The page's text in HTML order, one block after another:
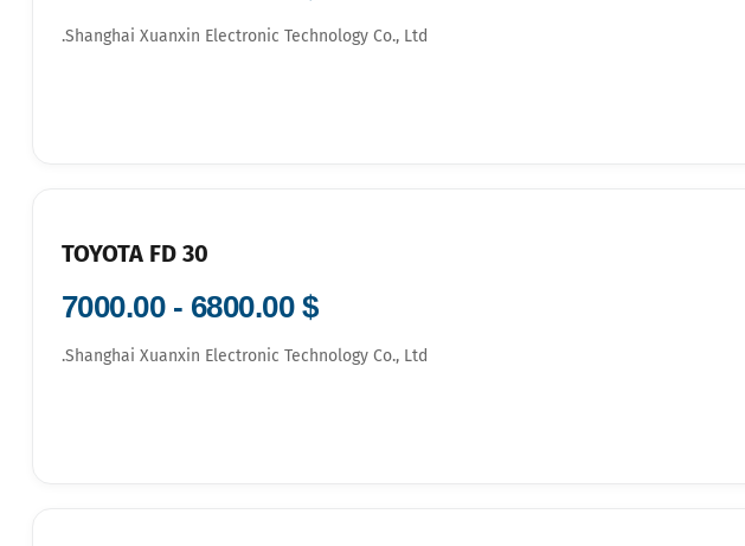
Shanghai Xuanxin Electronic Technology Co., Ltd.
TOYOTA FD 30
$ 6800.00 - 7000.00
Shanghai Xuanxin Electronic Technology Co., Ltd.